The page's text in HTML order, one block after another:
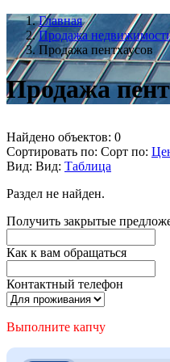
Главная
Продажа
Продажа пентхаусов
Продажа
Найдено объектов: 0
Сортировать по: Сорт по:
Вид: Вид: Таблица
Раздел не найден.
Получить закрытые
Как к вам обращаться
Контактный телефон
Выполните капчу